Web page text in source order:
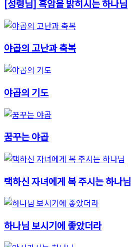
[성령님] 흑암을 밝히시는 하나님
야곱의 고난과 축복
야곱의 기도
꿈꾸는 야곱
택하신 자녀에게 복 주시는 하나님
하나님 보시기에 좋았더라